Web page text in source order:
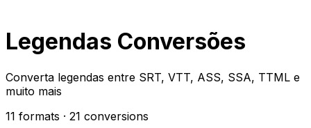
Legendas Conversões
Converta legendas entre SRT, VTT, ASS, SSA, TTML e
muito mais
11 formats · 21 conversions